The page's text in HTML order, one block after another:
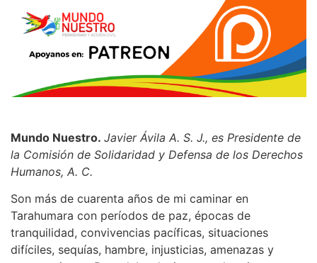
Mundo Nuestro. Javier Ávila A. S. J., es Presidente de
la Comisión de Solidaridad y Defensa de los Derechos
Humanos, A. C.
Son más de cuarenta años de mi caminar en
Tarahumara con períodos de paz, épocas de
tranquilidad, convivencias pacíficas, situaciones
difíciles, sequías, hambre, injusticias, amenazas y